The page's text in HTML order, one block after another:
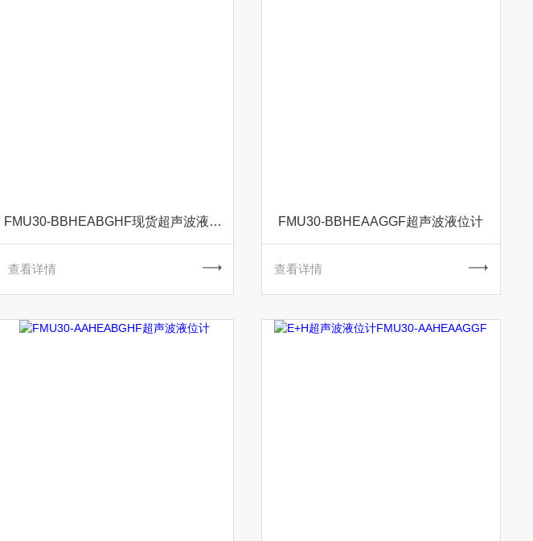
FMU30-BBHEABGHF现货超声波液位计
查看详情
FMU30-BBHEAAGGF超声波液位计
查看详情